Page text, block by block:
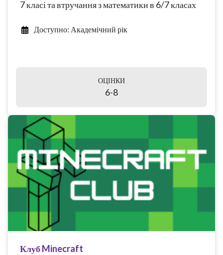
7 класі та втручання з математики в 6/7 класах
Доступно: Академічний рік
ОЦІНКИ
6-8
Клуб Minecraft